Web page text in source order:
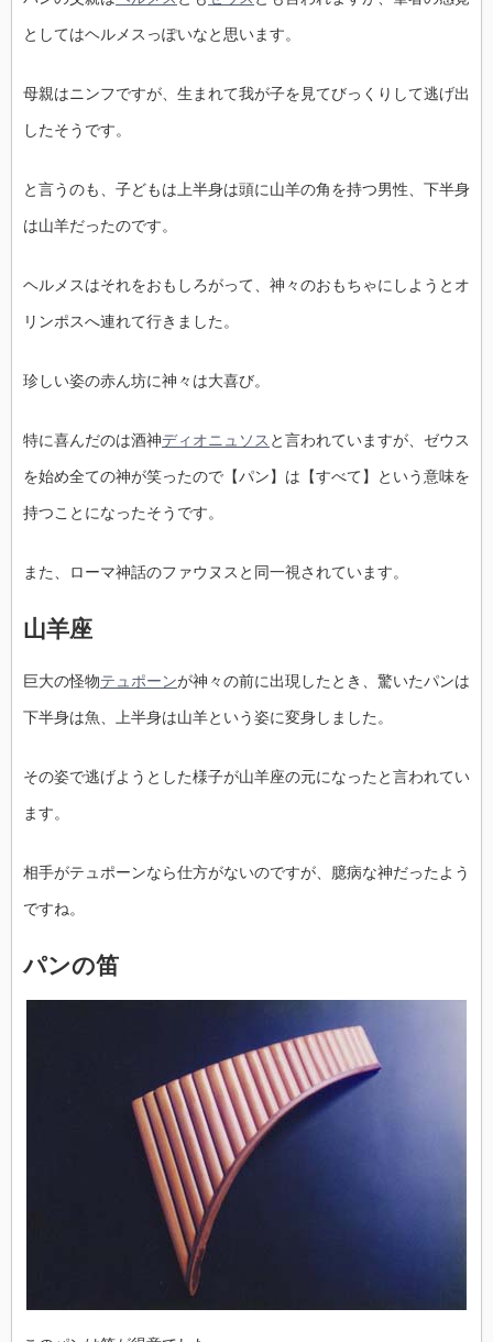
としてはヘルメスっぽいなと思います。
母親はニンフですが、生まれて我が子を見てびっくりして逃げ出
したそうです。
と言うのも、子どもは上半身は頭に山羊の角を持つ男性、下半身
は山羊だったのです。
ヘルメスはそれをおもしろがって、神々のおもちゃにしようとオ
リンポスへ連れて行きました。
珍しい姿の赤ん坊に神々は大喜び。
特に喜んだのは酒神ディオニュソス と言われていますが、ゼウス
を始め全ての神が笑ったので【パン】は【すべて】という意味を
持つことになったそうです。
また、ローマ神話のファウヌスと同一視されています。
山羊座
巨大の怪物テュポーンが神々の前に出現したとき、驚いたパンは
下半身は魚、上半身は山羊という姿に変身しました。
その姿で逃げようとした様子が山羊座の元になったと言われてい
ます。
相手がテュポーンなら仕方がないのですが、臆病な神だったよう
ですね。
パンの笛